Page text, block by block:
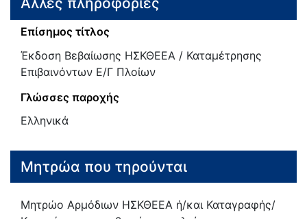
Επίσημος τίτλος
Έκδοση Βεβαίωσης ΗΣΚΘΕΕΑ / Καταμέτρησης
Επιβαινόντων Ε/Γ Πλοίων
Γλώσσες παροχής
Ελληνικά
Μητρώα που τηρούνται
Μητρώο Αρμόδιων ΗΣΚΘΕΕΑ ή/και Καταγραφής/